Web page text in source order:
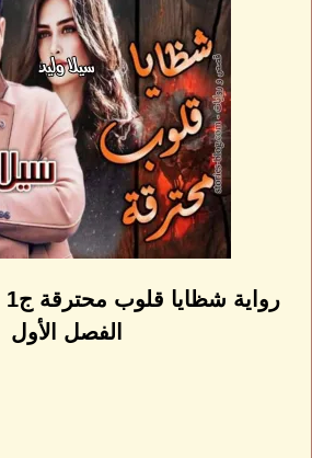
الفصل الأول